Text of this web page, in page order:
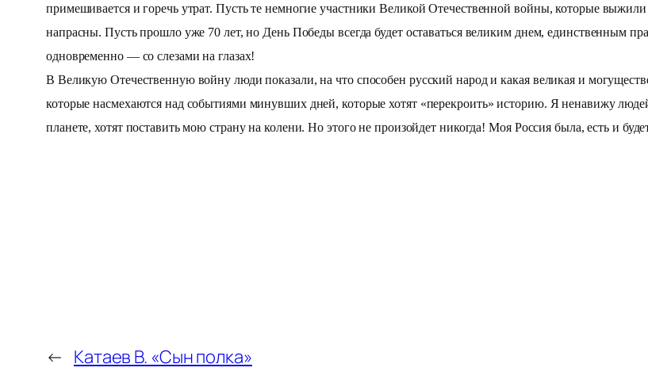
примешивается и горечь утрат. Пусть те немногие участники Великой Отечественной войны, которые
напрасны. Пусть прошло уже 70 лет, но День Победы всегда будет оставаться великим днем, единственным
одновременно — со слезами на глазах!
В Великую Отечественную войну люди показали, на что способен русский народ и какая великая и
которые насмехаются над событиями минувших дней, которые хотят «перекроить» историю. Я ненавижу
планете, хотят поставить мою страну на колени. Но этого не произойдет никогда! Моя Россия была, есть и
← Катаев В. «Сын полка»